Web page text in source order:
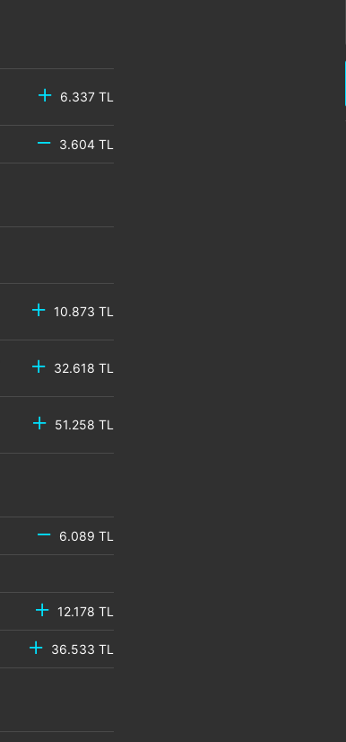
6.337 TL
3.604 TL
10.873 TL
32.618 TL
51.258 TL
6.089 TL
12.178 TL
36.533 TL